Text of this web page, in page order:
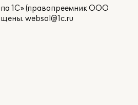
1С» (правопреемник ООО
websol@1c.ru